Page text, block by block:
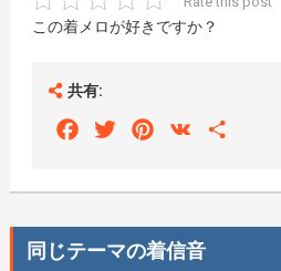
この着メロが好きですか？
共有:
FacebookTwitterPinterest
VK
同じテーマの着信音